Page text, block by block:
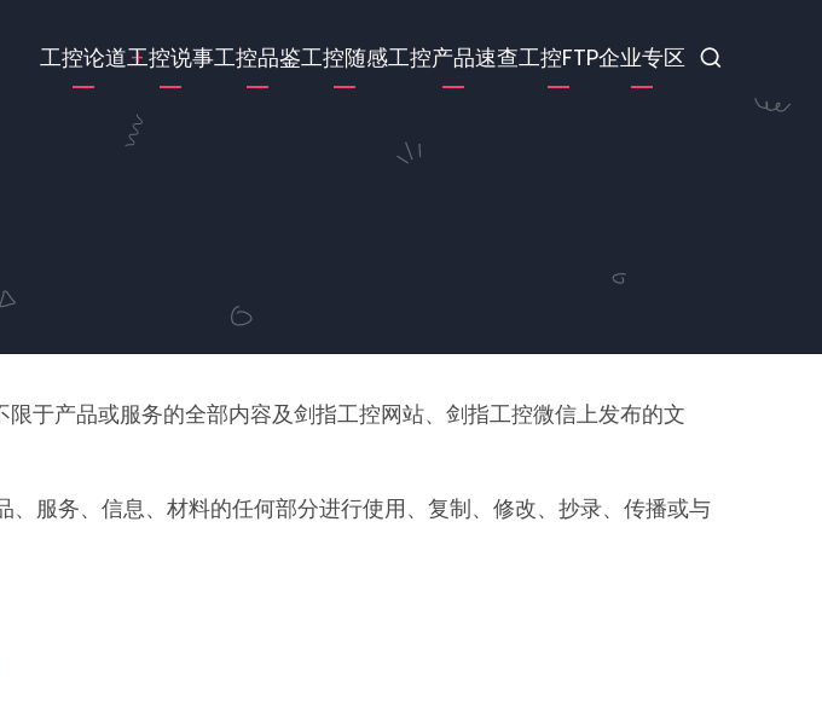
Main
navigation
工控论道工控说事工控品鉴工控随感工控产品速查工控FTP企业专区
于产品或服务的全部内容及剑指工控网站、剑指工控微信上发布的文
服务、信息、材料的任何部分进行使用、复制、修改、抄录、传播或与